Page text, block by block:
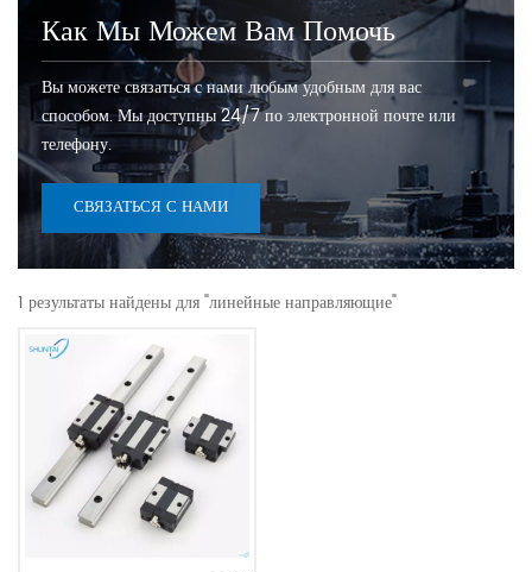
Как Мы Можем Вам Помочь
Вы можете связаться с нами любым удобным для вас
способом. Мы доступны 24/7 по электронной почте или
телефону.
СВЯЗАТЬСЯ С НАМИ
1 результаты найдены для "линейные направляющие"